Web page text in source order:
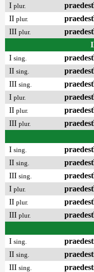
I plur.
II plur.
III plur.
I sing.
II sing.
III sing.
I plur.
II plur.
III plur.
I sing.
II sing.
III sing.
I plur.
II plur.
III plur.
I sing.
II sing.
III sing.